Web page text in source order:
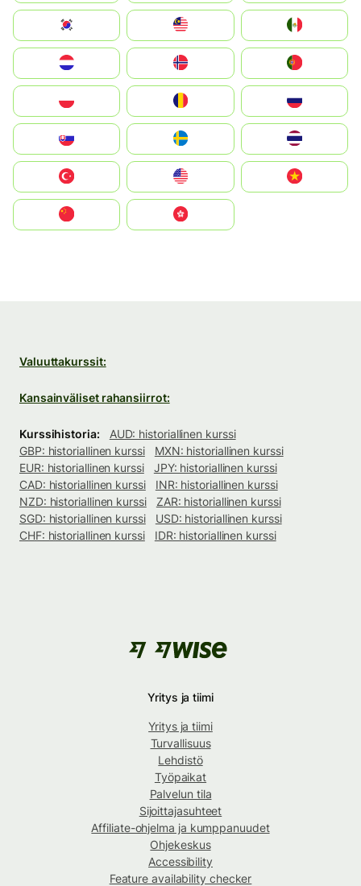
South Korea
United States
中國香港特別行政區
Valuuttakurssit:
Kansainväliset rahansiirrot:
Kurssihistoria:
AUD: historiallinen kurssi
GBP: historiallinen kurssi
MXN: historiallinen kurssi
EUR: historiallinen kurssi
JPY: historiallinen kurssi
CAD: historiallinen kurssi
INR: historiallinen kurssi
NZD: historiallinen kurssi
ZAR: historiallinen kurssi
SGD: historiallinen kurssi
USD: historiallinen kurssi
CHF: historiallinen kurssi
IDR: historiallinen kurssi
Yritys ja tiimi
Yritys ja tiimi
Turvallisuus
Lehdistö
Työpaikat
Palvelun tila
Sijoittajasuhteet
Affiliate-ohjelma ja kumppanuudet
Ohjekeskus
Accessibility
Feature availability checker